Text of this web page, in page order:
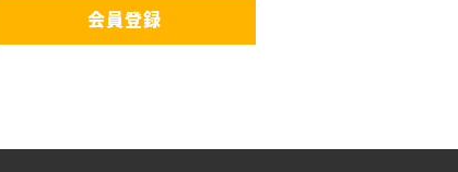
会員登録